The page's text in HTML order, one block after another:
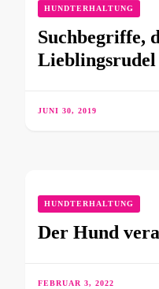
HUNDTERHALTUNG
Suchbegriffe,
JUNI 30, 2019
HUNDTERHALTUNG
Der Hund
FEBRUAR 3, 2022